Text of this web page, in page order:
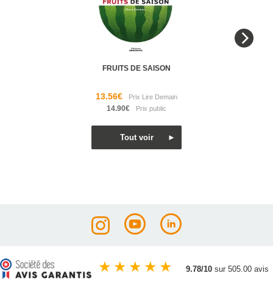
FRUITS DE SAISON
13.56€
14.90€
★ ★ ★ ★ ★ 9.78/10 sur 505.00 avis